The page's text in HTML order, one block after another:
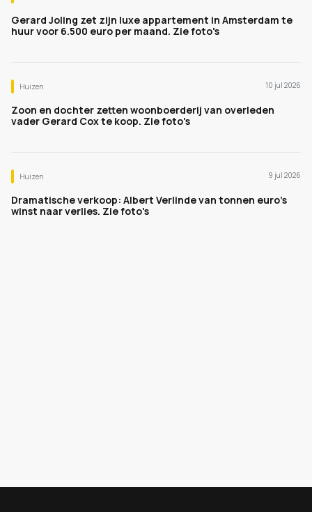
Gerard Joling zet zijn luxe appartement in Amsterdam te
huur voor 6.500 euro per maand. Zie foto's
Huizen 10 jul 2026
Zoon en dochter zetten woonboerderij van overleden
vader Gerard Cox te koop. Zie foto's
Huizen 9 jul 2026
Dramatische verkoop: Albert Verlinde van tonnen euro's
winst naar verlies. Zie foto's